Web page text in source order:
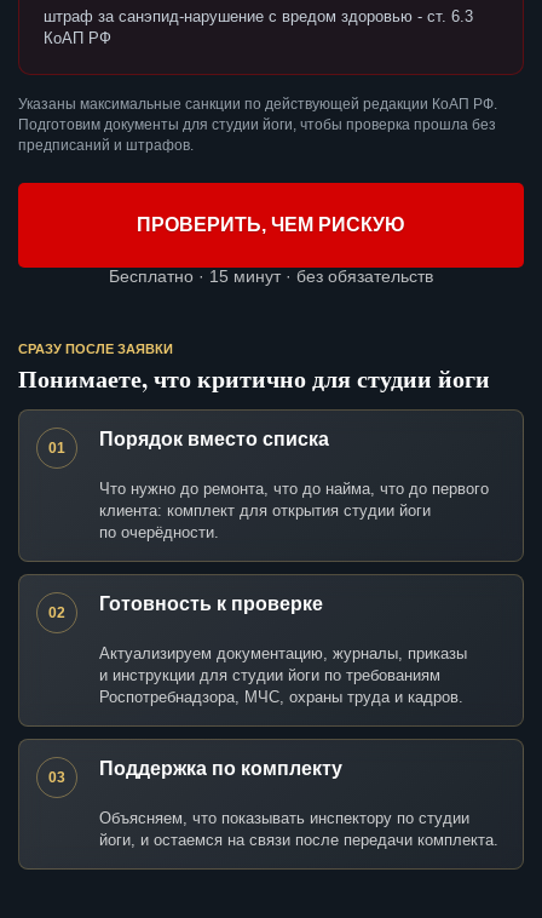
штраф за санэпид-нарушение с вредом здоровью - ст. 6.3
КоАП РФ
Указаны максимальные санкции по действующей редакции КоАП РФ.
Подготовим документы для студии йоги, чтобы проверка прошла без
предписаний и штрафов.
ПРОВЕРИТЬ, ЧЕМ РИСКУЮ
Бесплатно · 15 минут · без обязательств
СРАЗУ ПОСЛЕ ЗАЯВКИ
Понимаете, что критично для студии йоги
01 Порядок вместо списка
Что нужно до ремонта, что до найма, что до первого
клиента: комплект для открытия студии йоги
по очерёдности.
02 Готовность к проверке
Актуализируем документацию, журналы, приказы
и инструкции для студии йоги по требованиям
Роспотребнадзора, МЧС, охраны труда и кадров.
03 Поддержка по комплекту
Объясняем, что показывать инспектору по студии
йоги, и остаемся на связи после передачи комплекта.